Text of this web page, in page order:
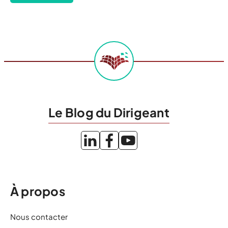
Le Blog du Dirigeant
À propos
Nous contacter